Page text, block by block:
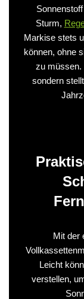
Sturm,
Markise stets
können, ohne
zu müssen.
sondern
Mit der
Leicht
verstellen,